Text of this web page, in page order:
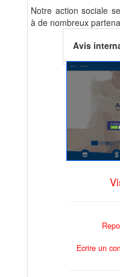
Notre action sociale
à de nombreux
Avis
Ecrire un